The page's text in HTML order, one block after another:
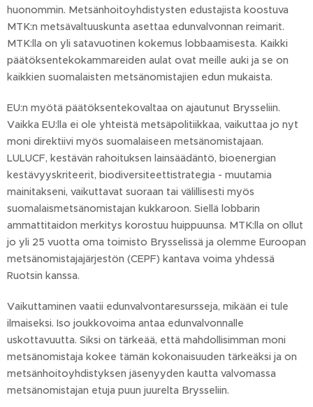
huonommin. Metsänhoitoyhdistysten edustajista koostuva
MTK:n metsävaltuuskunta asettaa edunvalvonnan reimarit.
MTK:lla on yli satavuotinen kokemus lobbaamisesta. Kaikki
päätöksentekokammareiden aulat ovat meille auki ja se on
kaikkien suomalaisten metsänomistajien edun mukaista.
EU:n myötä päätöksentekovaltaa on ajautunut Brysseliin.
Vaikka EU:lla ei ole yhteistä metsäpolitiikkaa, vaikuttaa jo nyt
moni direktiivi myös suomalaiseen metsänomistajaan.
LULUCF, kestävän rahoituksen lainsäädäntö, bioenergian
kestävyyskriteerit, biodiversiteettistrategia - muutamia
mainitakseni, vaikuttavat suoraan tai välillisesti myös
suomalaismetsänomistajan kukkaroon. Siellä lobbarin
ammattitaidon merkitys korostuu huippuunsa. MTK:lla on ollut
jo yli 25 vuotta oma toimisto Brysselissä ja olemme Euroopan
metsänomistajajärjestön (CEPF) kantava voima yhdessä
Ruotsin kanssa.
Vaikuttaminen vaatii edunvalvontaresursseja, mikään ei tule
ilmaiseksi. Iso joukkovoima antaa edunvalvonnalle
uskottavuutta. Siksi on tärkeää, että mahdollisimman moni
metsänomistaja kokee tämän kokonaisuuden tärkeäksi ja on
metsänhoitoyhdistyksen jäsenyyden kautta valvomassa
metsänomistajan etuja puun juurelta Brysseliin.